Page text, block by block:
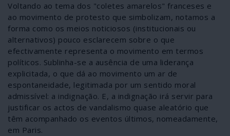
Voltando ao tema dos "coletes amarelos" franceses e
ao movimento de protesto que simbolizam, notamos a
forma como os meios noticiosos (institucionais ou
alternativos) pouco esclarecem sobre o que
efectivamente representa o movimento em termos
políticos. Sublinha-se a ausência de uma liderança
explicitada, o que dá ao movimento um ar de
espontaneidade, legitimada por um sentido moral
admissível: a indignação. E, a indignação irá servir para
justificar os actos de vandalismo quase aleatório que
têm acompanhado os eventos últimos, nomeadamente,
em Paris.